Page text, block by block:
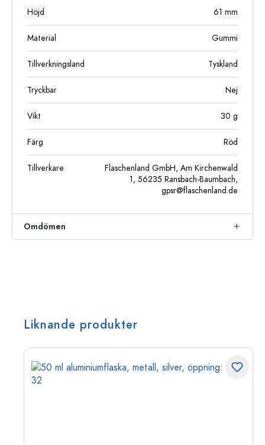
Höjd 61 mm
Material Gummi
Tillverkningsland Tyskland
Tryckbar Nej
Vikt 30 g
Färg Röd
Tillverkare
Flaschenland GmbH, Am Kirchenwald
1, 56235 Ransbach-Baumbach,
gpsr@flaschenland.de
Omdömen
Liknande produkter